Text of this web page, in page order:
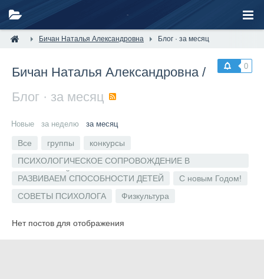
Бичан Наталья Александровна Блог · за месяц
0
Бичан Наталья Александровна/
Блог · за месяц
Новые за неделю за месяц
Все группы
конкурсы
ПСИХОЛОГИЧЕСКОЕ СОПРОВОЖДЕНИЕ В
СЕНСОРНОЙ КОМНАТЕ
РАЗВИВАЕМ СПОСОБНОСТИ ДЕТЕЙ
С новым Годом!
СОВЕТЫ ПСИХОЛОГА
Физкультура
Нет постов для отображения